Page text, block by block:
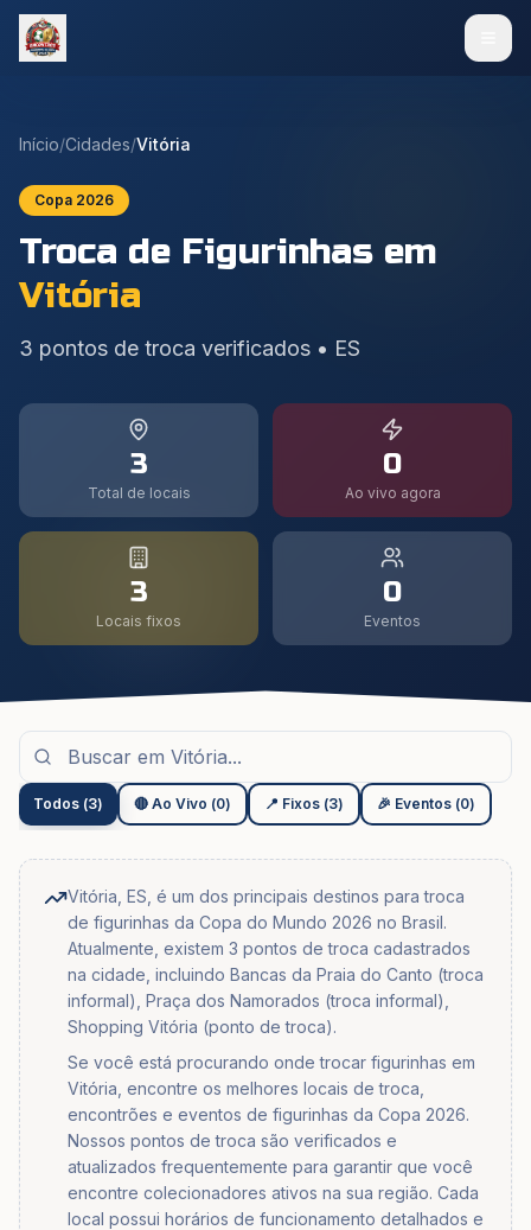
Início/Cidades/Vitória
Copa 2026
Troca de Figurinhas em
Vitória
3 pontos de troca verificados • ES
3
Total de locais
0
Ao vivo agora
3
Locais fixos
0
Eventos
Todos (3) 🔴 Ao Vivo (0) 📍 Fixos (3) 🎉 Eventos (0)
Vitória, ES, é um dos principais destinos para troca
de figurinhas da Copa do Mundo 2026 no Brasil.
Atualmente, existem 3 pontos de troca cadastrados
na cidade, incluindo Bancas da Praia do Canto (troca
informal), Praça dos Namorados (troca informal),
Shopping Vitória (ponto de troca).
Se você está procurando onde trocar figurinhas em
Vitória, encontre os melhores locais de troca,
encontrões e eventos de figurinhas da Copa 2026.
Nossos pontos de troca são verificados e
atualizados frequentemente para garantir que você
encontre colecionadores ativos na sua região. Cada
local possui horários de funcionamento detalhados e